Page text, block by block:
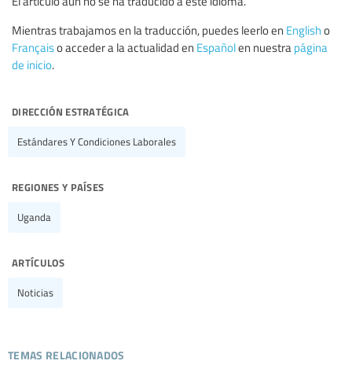
Mientras trabajamos en la traducción, puedes leerlo en English o
Françaiso acceder a la actualidad en Españolen nuestra página
de inicio.
dirección estratégica
Estándares Y Condiciones Laborales
regiones y países
Uganda
artículos
Noticias
temas relacionados